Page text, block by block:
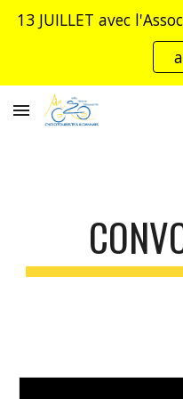
Skip to main content
13 JUILLET avec